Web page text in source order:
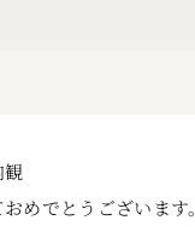
観
めでとうございます。